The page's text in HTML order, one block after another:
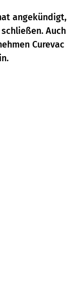
angekündigt,
Auch
Curevac